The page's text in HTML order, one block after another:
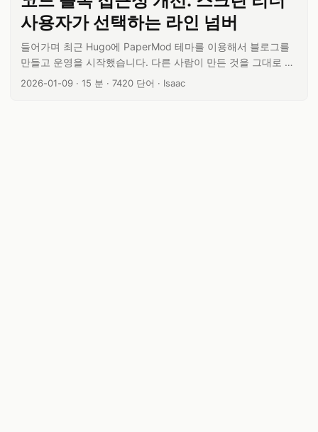
사용자가 선택하는 라인 넘버
들어가며 최근 Hugo에 PaperMod 테마를 이용해서 블로그를
만들고 운영을 시작했습니다. 다른 사람이 만든 것을 그대로 사
용하는건 빠르게 운영할 수 있다는 장점이 있지만, 모든 부분이
글 작성일:
2026-01-09 · 글 읽기 시간:
15 분 · 글 단어 수:
7420 단어 · 글쓴이:
Isaac